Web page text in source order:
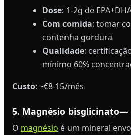
Dose: 1-2g de
Com comida: tomar
contenha gordura
Qualidade:
mínimo 60%
Custo: ~€8-15/mês
5. Magnésio
O magnésio é um mineral